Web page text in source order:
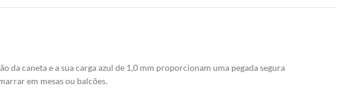
da caneta e a sua carga azul de 1,0 mm proporcionam uma pegada segura
em mesas ou balcões.